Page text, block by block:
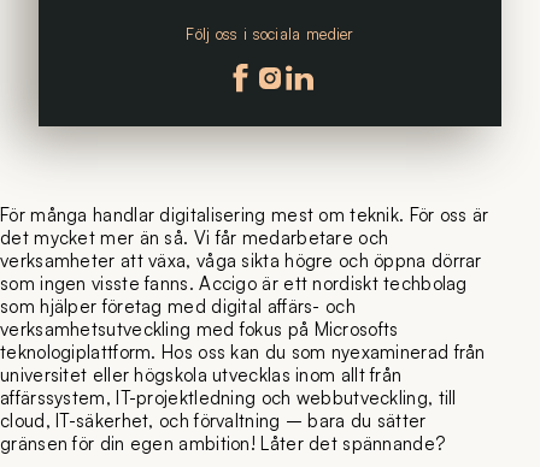
För många handlar digitalisering mest om teknik. För oss är
det mycket mer än så. Vi får medarbetare och
verksamheter att växa, våga sikta högre och öppna dörrar
som ingen visste fanns. Accigo är ett nordiskt techbolag
som hjälper företag med digital affärs- och
verksamhetsutveckling med fokus på Microsofts
teknologiplattform. Hos oss kan du som nyexaminerad från
universitet eller högskola utvecklas inom allt från
affärssystem, IT-projektledning och webbutveckling, till
cloud, IT-säkerhet, och förvaltning – bara du sätter
gränsen för din egen ambition! Låter det spännande?
Följ oss i sociala medier
Följ oss på facebook
Följ oss på instagram
Följ oss på linkedin